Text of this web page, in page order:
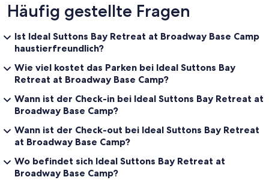
Propane for grills is provided.
A starter set of the following is provided:
Paper towel
Toilet paper
Garbage bags
Hand soap
Dish soap and/or dishwasher tabs
Coffee & filters
Laundry detergent
Depending on your stay length, you may need to purchase
additional supplies. Some amenities—such as docks and grills—are
seasonal and not guaranteed. If a specific item is important to your
stay, please contact management in advance.
Häufig gestellte Fragen
Ist Ideal Suttons Bay Retreat at Broadway Base Camp
haustierfreundlich?
Wie viel kostet das Parken bei Ideal Suttons Bay
Retreat at Broadway Base Camp?
Wann ist der Check-in bei Ideal Suttons Bay Retreat at
Broadway Base Camp?
Wann ist der Check-out bei Ideal Suttons Bay Retreat
at Broadway Base Camp?
Wo befindet sich Ideal Suttons Bay Retreat at
Broadway Base Camp?